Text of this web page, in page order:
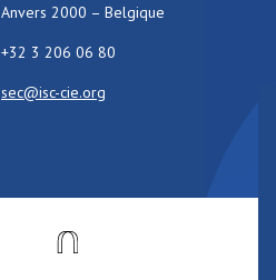
Anvers 2000 – Belgique
+32 3 206 06 80
sec@isc-cie.org